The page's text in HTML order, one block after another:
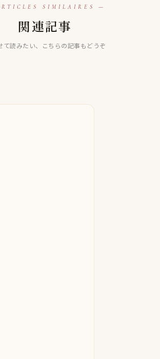
SIMILAIRES —
関連記事
て読みたい、こちらの記事もどうぞ
リエコ先生は当たる！？当たらない口コミ
先生は当たる！？当たらない口コミ評判
凪先生は当たる！？当たらない口コミ評